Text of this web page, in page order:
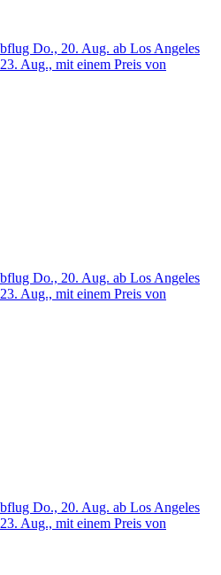
Do., 20. Aug. ab Los Angeles
Aug., mit einem Preis von
Do., 20. Aug. ab Los Angeles
Aug., mit einem Preis von
Do., 20. Aug. ab Los Angeles
Aug., mit einem Preis von